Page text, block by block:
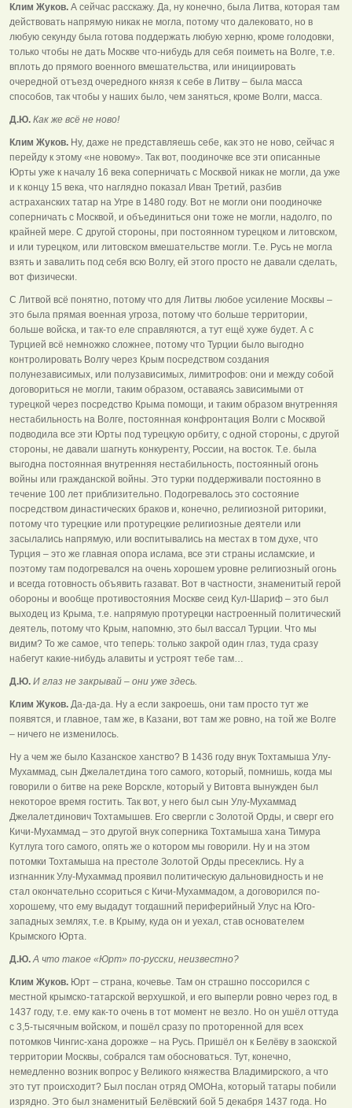
Клим Жуков. А сейчас расскажу. Да, ну конечно, была Литва, которая там
действовать напрямую никак не могла, потому что далековато, но в
любую секунду была готова поддержать любую херню, кроме голодовки,
только чтобы не дать Москве что-нибудь для себя поиметь на Волге, т.е.
вплоть до прямого военного вмешательства, или инициировать
очередной отъезд очередного князя к себе в Литву – была масса
способов, так чтобы у наших было, чем заняться, кроме Волги, масса.
Д.Ю. Как же всё не ново!
Клим Жуков. Ну, даже не представляешь себе, как это не ново, сейчас я
перейду к этому «не новому». Так вот, поодиночке все эти описанные
Юрты уже к началу 16 века соперничать с Москвой никак не могли, да уже
и к концу 15 века, что наглядно показал Иван Третий, разбив
астраханских татар на Угре в 1480 году. Вот не могли они поодиночке
соперничать с Москвой, и объединиться они тоже не могли, надолго, по
крайней мере. С другой стороны, при постоянном турецком и литовском,
и или турецком, или литовском вмешательстве могли. Т.е. Русь не могла
взять и завалить под себя всю Волгу, ей этого просто не давали сделать,
вот физически.
С Литвой всё понятно, потому что для Литвы любое усиление Москвы –
это была прямая военная угроза, потому что больше территории,
больше войска, и так-то еле справляются, а тут ещё хуже будет. А с
Турцией всё немножко сложнее, потому что Турции было выгодно
контролировать Волгу через Крым посредством создания
полунезависимых, или полузависимых, лимитрофов: они и между собой
договориться не могли, таким образом, оставаясь зависимыми от
турецкой через посредство Крыма помощи, и таким образом внутренняя
нестабильность на Волге, постоянная конфронтация Волги с Москвой
подводила все эти Юрты под турецкую орбиту, с одной стороны, с другой
стороны, не давали шагнуть конкуренту, России, на восток. Т.е. была
выгодна постоянная внутренняя нестабильность, постоянный огонь
войны или гражданской войны. Это турки поддерживали постоянно в
течение 100 лет приблизительно. Подогревалось это состояние
посредством династических браков и, конечно, религиозной риторики,
потому что турецкие или протурецкие религиозные деятели или
засылались напрямую, или воспитывались на местах в том духе, что
Турция – это же главная опора ислама, все эти страны исламские, и
поэтому там подогревался на очень хорошем уровне религиозный огонь
и всегда готовность объявить газават. Вот в частности, знаменитый герой
обороны и вообще противостояния Москве сеид Кул-Шариф – это был
выходец из Крыма, т.е. напрямую протурецки настроенный политический
деятель, потому что Крым, напомню, это был вассал Турции. Что мы
видим? То же самое, что теперь: только закрой один глаз, туда сразу
набегут какие-нибудь алавиты и устроят тебе там…
Д.Ю. И глаз не закрывай – они уже здесь.
Клим Жуков. Да-да-да. Ну а если закроешь, они там просто тут же
появятся, и главное, там же, в Казани, вот там же ровно, на той же Волге
– ничего не изменилось.
Ну а чем же было Казанское ханство? В 1436 году внук Тохтамыша Улу-
Мухаммад, сын Джелалетдина того самого, который, помнишь, когда мы
говорили о битве на реке Ворскле, который у Витовта вынужден был
некоторое время гостить. Так вот, у него был сын Улу-Мухаммад
Джелалетдинович Тохтамышев. Его свергли с Золотой Орды, и сверг его
Кичи-Мухаммад – это другой внук соперника Тохтамыша хана Тимура
Кутлуга того самого, опять же о котором мы говорили. Ну и на этом
потомки Тохтамыша на престоле Золотой Орды пресеклись. Ну а
изгнанник Улу-Мухаммад проявил политическую дальновидность и не
стал окончательно ссориться с Кичи-Мухаммадом, а договорился по-
хорошему, что ему выдадут тогдашний периферийный Улус на Юго-
западных землях, т.е. в Крыму, куда он и уехал, став основателем
Крымского Юрта.
Д.Ю.А что такое «Юрт» по-русски, неизвестно?
Клим Жуков. Юрт – страна, кочевье. Там он страшно поссорился с
местной крымско-татарской верхушкой, и его выперли ровно через год, в
1437 году, т.е. ему как-то очень в тот момент не везло. Но он ушёл оттуда
с 3,5-тысячным войском, и пошёл сразу по проторенной для всех
потомков Чингис-хана дорожке – на Русь. Пришёл он к Белёву в заокской
территории Москвы, собрался там обосноваться. Тут, конечно,
немедленно возник вопрос у Великого княжества Владимирского, а что
это тут происходит? Был послан отряд ОМОНа, который татары побили
изрядно. Это был знаменитый Белёвский бой 5 декабря 1437 года. Но